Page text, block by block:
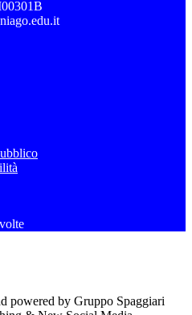
powered by Gruppo Spaggiari